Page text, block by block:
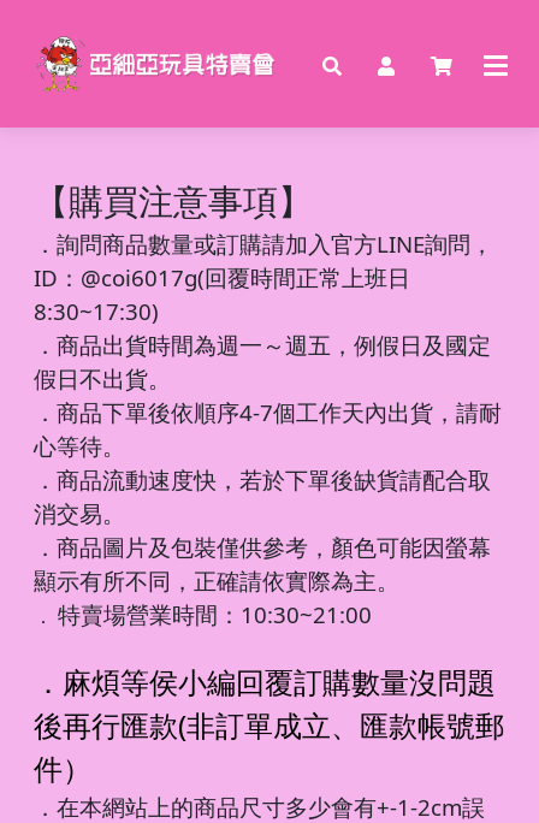
【購買注意事項】
． 詢問商品數量或訂購請加入官方LINE詢問，
ID：@coi6017g(回覆時間正常上班日
8:30~17:30)
．商品出貨時間為週一～週五，例假日及國定
假日不出貨。
．商品下單後依順序4-7個工作天內出貨，請耐
心等待。
．商品流動速度快，若於下單後缺貨請配合取
消交易。
．商品圖片及包裝僅供參考，顏色可能因螢幕
顯示有所不同，正確請依實際為主。
． 特賣場營業時間：10:30~21:00
．麻煩等侯小編回覆訂購數量沒問題
後再行匯款(非訂單成立、匯款帳號郵
件）
．在本網站上的商品尺寸多少會有+-1-2cm誤